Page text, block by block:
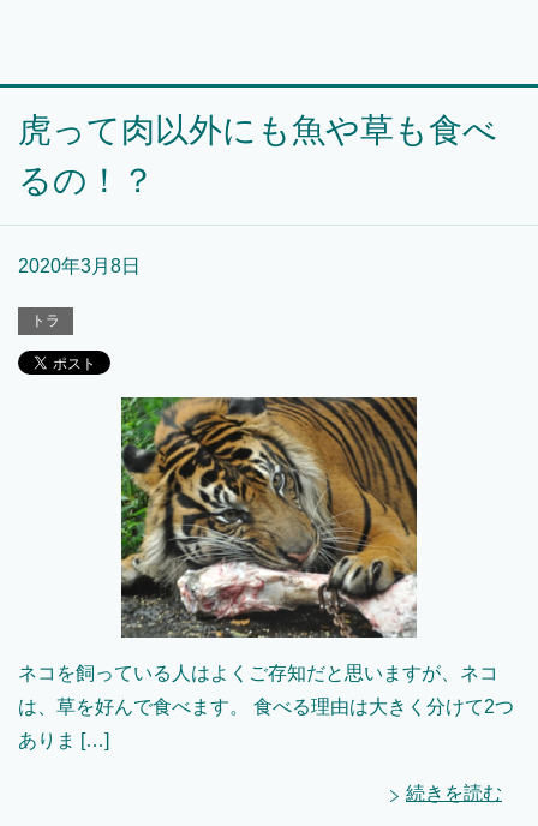
虎って肉以外にも魚や草も食べ
るの！？
2020年3月8日
トラ
ネコを飼っている人はよくご存知だと思いますが、ネコ
は、草を好んで食べます。 食べる理由は大きく分けて2つ
ありま […]
続きを読む